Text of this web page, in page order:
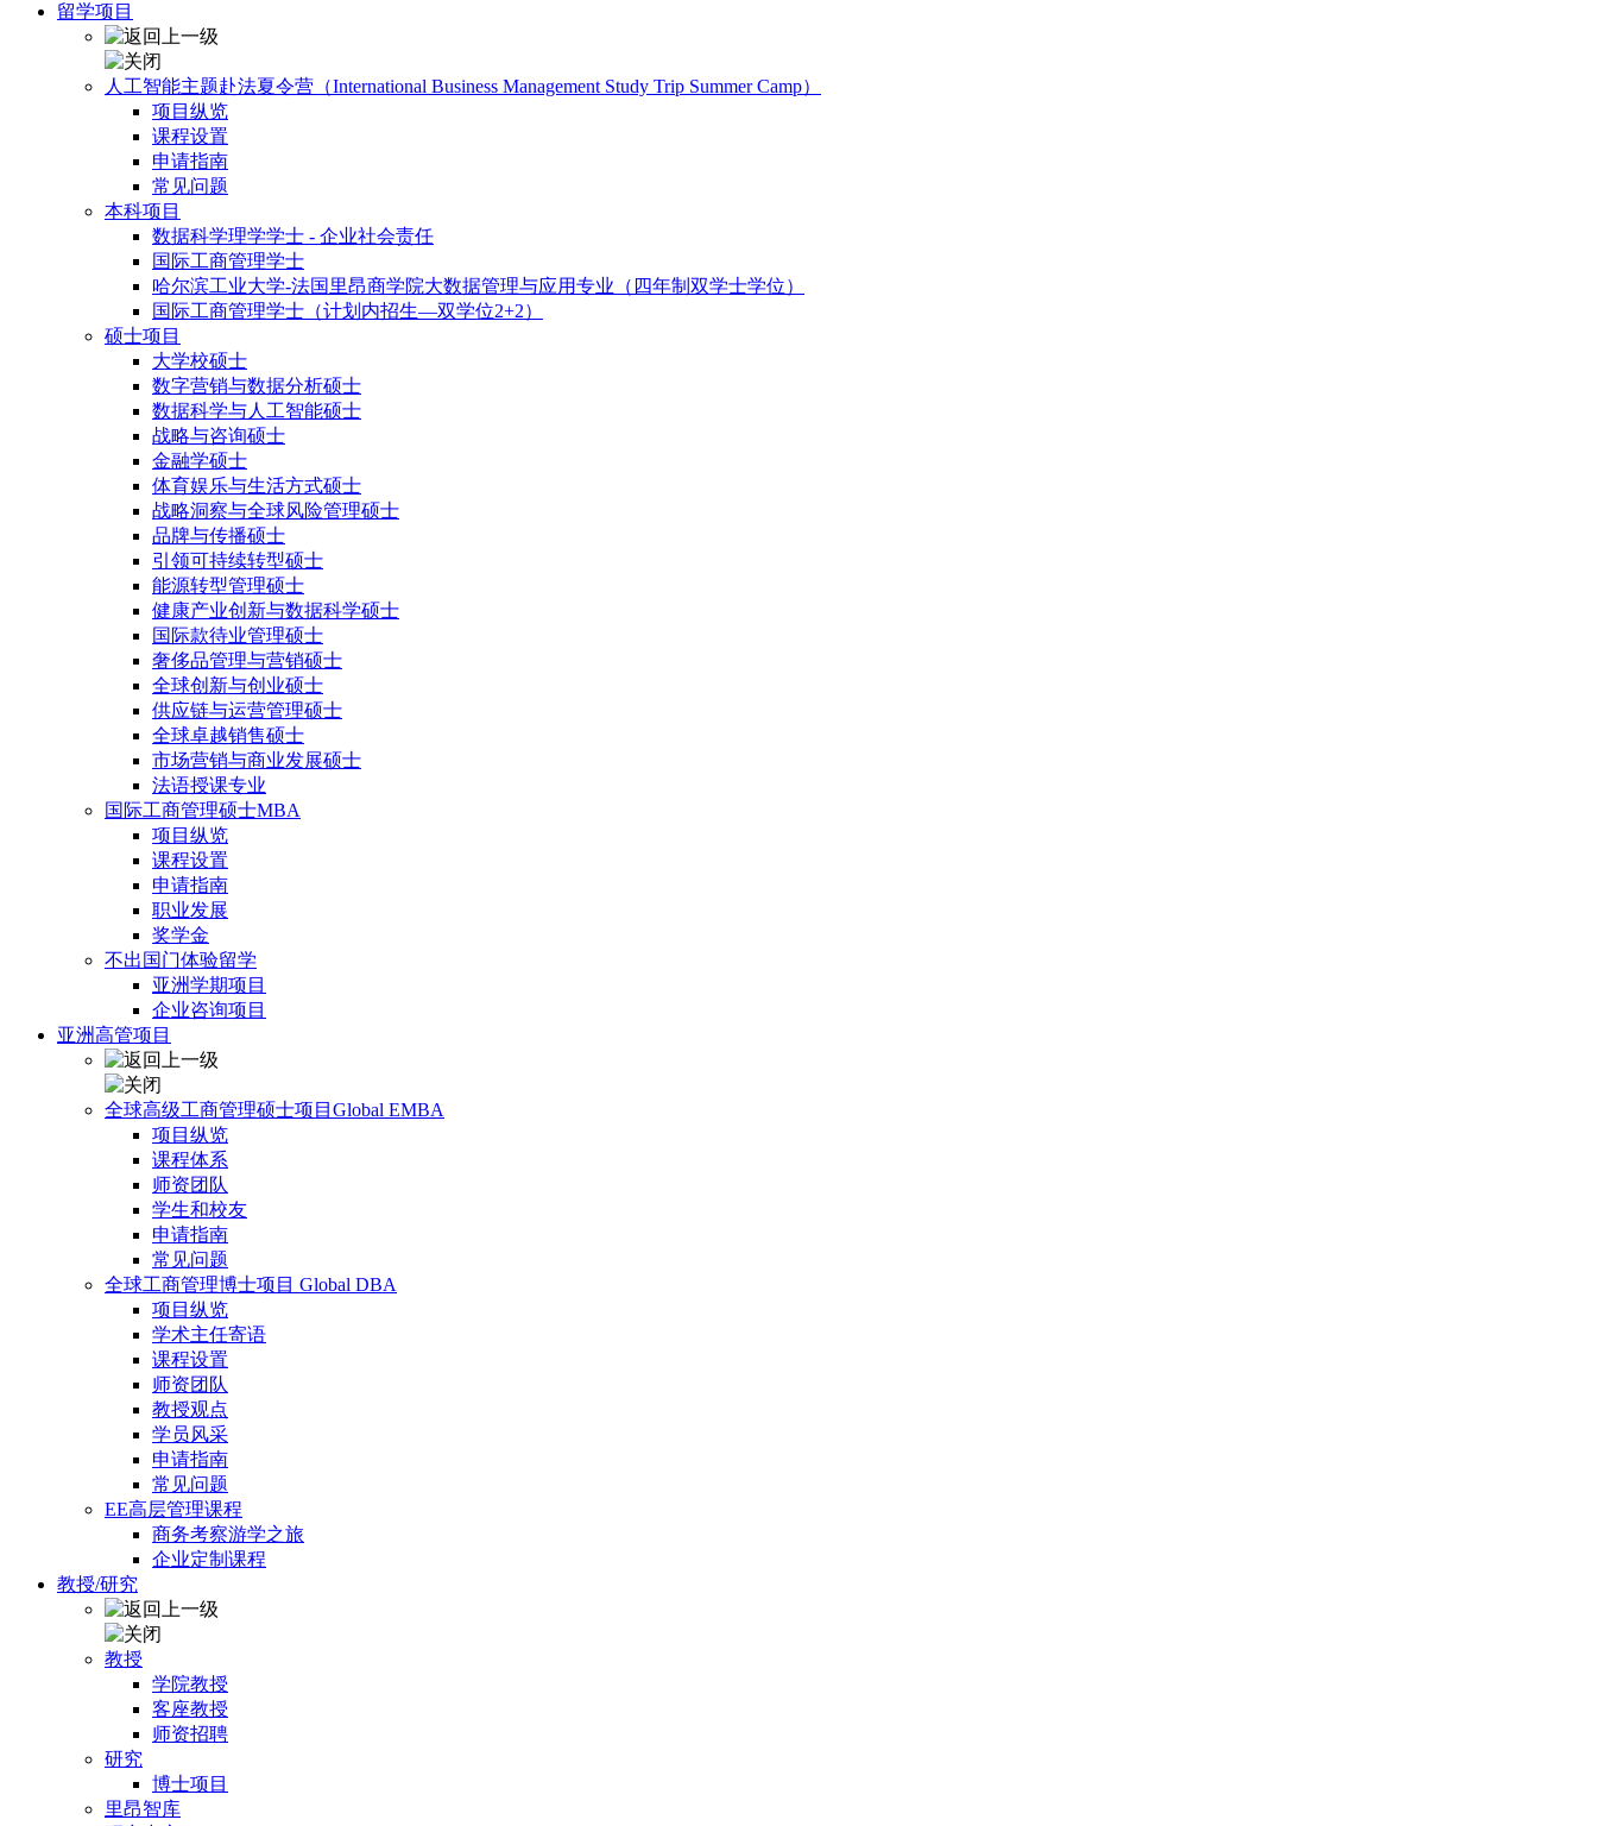
留学项目
人工智能主题赴法夏令营（International Business Management Study Trip Summer Camp）
项目纵览
课程设置
申请指南
常见问题
本科项目
数据科学理学学士 - 企业社会责任
国际工商管理学士
哈尔滨工业大学-法国里昂商学院大数据管理与应用专业（四年制双学士学位）
国际工商管理学士（计划内招生—双学位2+2）
硕士项目
大学校硕士
数字营销与数据分析硕士
数据科学与人工智能硕士
战略与咨询硕士
金融学硕士
体育娱乐与生活方式硕士
战略洞察与全球风险管理硕士
品牌与传播硕士
引领可持续转型硕士
能源转型管理硕士
健康产业创新与数据科学硕士
国际款待业管理硕士
奢侈品管理与营销硕士
全球创新与创业硕士
供应链与运营管理硕士
全球卓越销售硕士
市场营销与商业发展硕士
法语授课专业
国际工商管理硕士MBA
项目纵览
课程设置
申请指南
职业发展
奖学金
不出国门体验留学
亚洲学期项目
企业咨询项目
亚洲高管项目
全球高级工商管理硕士项目Global EMBA
项目纵览
课程体系
师资团队
学生和校友
申请指南
常见问题
全球工商管理博士项目 Global DBA
项目纵览
学术主任寄语
课程设置
师资团队
教授观点
学员风采
申请指南
常见问题
EE高层管理课程
商务考察游学之旅
企业定制课程
教授/研究
教授
学院教授
客座教授
师资招聘
研究
博士项目
里昂智库